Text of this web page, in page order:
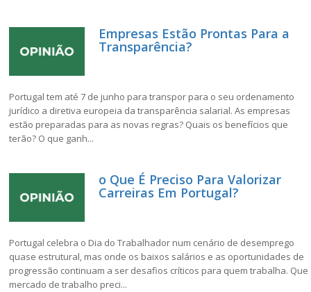
Empresas Estão Prontas Para a
Transparência?
Portugal tem até 7 de junho para transpor para o seu ordenamento
jurídico a diretiva europeia da transparência salarial. As empresas
estão preparadas para as novas regras? Quais os benefícios que
terão? O que ganh...
o Que É Preciso Para Valorizar
Carreiras Em Portugal?
Portugal celebra o Dia do Trabalhador num cenário de desemprego
quase estrutural, mas onde os baixos salários e as oportunidades de
progressão continuam a ser desafios críticos para quem trabalha. Que
mercado de trabalho preci...